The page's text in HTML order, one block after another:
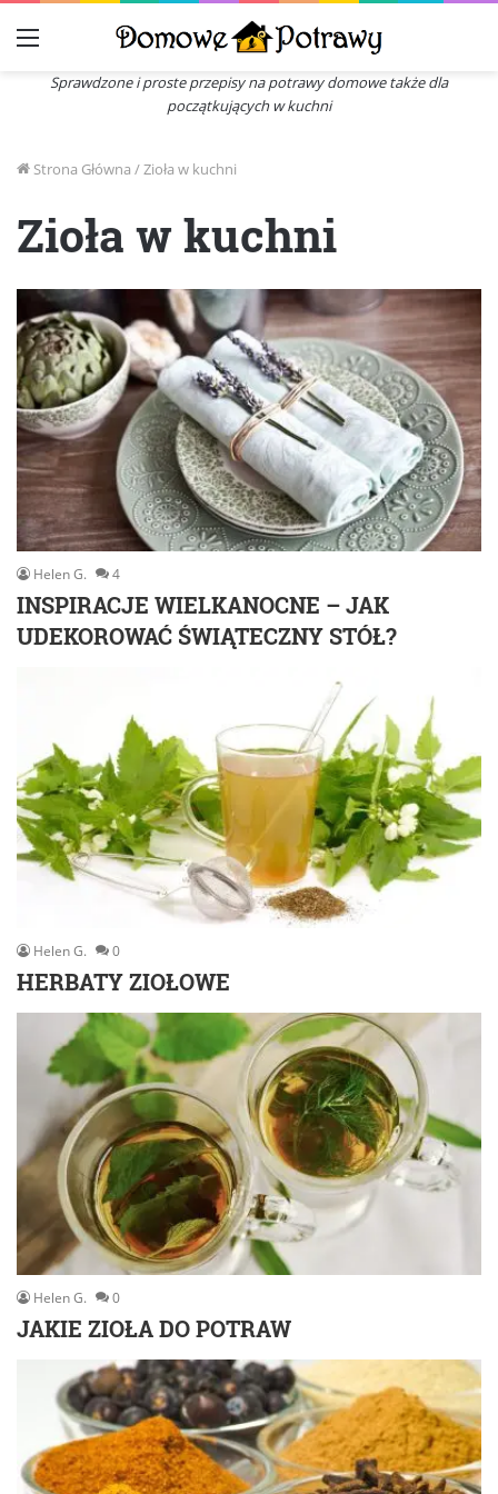
Menu
Sprawdzone i proste przepisy na potrawy domowe także dla
początkujących w kuchni
Strona Główna /Zioła w kuchni
Zioła w kuchni
Helen G. 4
INSPIRACJE WIELKANOCNE – JAK
UDEKOROWAĆ ŚWIĄTECZNY STÓŁ?
Helen G. 0
HERBATY ZIOŁOWE
Helen G. 0
JAKIE ZIOŁA DO POTRAW